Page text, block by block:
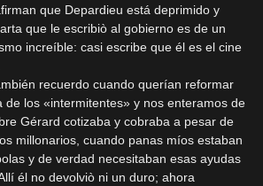
que Depardieu está deprimido y
que le escribiò al gobierno es de un
increíble: casi escribe que él es el cine
recuerdo cuando querían reformar
de los «intermitentes» y nos enteramos de
Gérard cotizaba y cobraba a pesar de
millonarios, cuando panas míos estaban
y de verdad necesitaban esas ayudas
él no devolviò ni un duro; ahora